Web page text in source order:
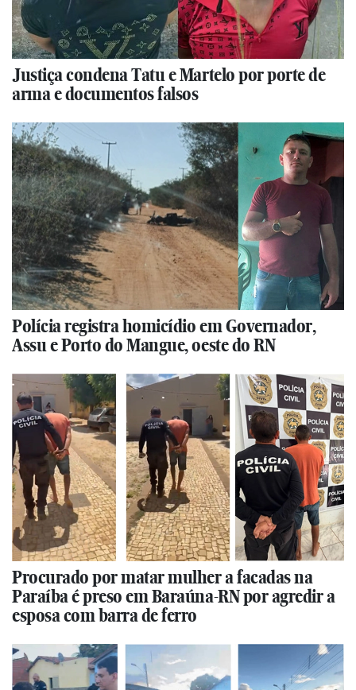
Justiça condena Tatu e Martelo por porte de
arma e documentos falsos
Polícia registra homicídio em Governador,
Assu e Porto do Mangue, oeste do RN
Procurado por matar mulher a facadas na
Paraíba é preso em Baraúna-RN por agredir a
esposa com barra de ferro